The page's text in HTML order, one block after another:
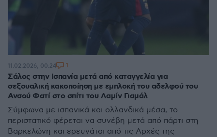
Σάλος στην Ισπανία μετά από καταγγελία για
σεξουαλική κακοποίηση με εμπλοκή του αδελφού του
Ανσού Φατί στο σπίτι του Λαμίν Γιαμάλ
Σύμφωνα με ισπανικά και ολλανδικά μέσα, το
περιστατικό φέρεται να συνέβη μετά από πάρτι στη
Βαρκελώνη και ερευνάται από τις Αρχές της
11.02.2026, 00:24 1